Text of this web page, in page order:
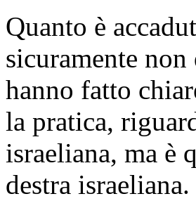
Quanto è
sicuramente
hanno fatto
la pratica,
israeliana, ma è
destra israeliana.